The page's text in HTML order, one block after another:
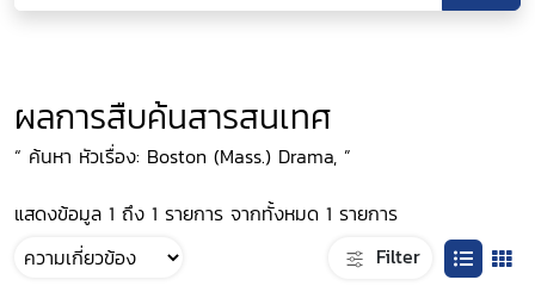
ผลการสืบค้นสารสนเทศ
“ ค้นหา หัวเรื่อง: Boston (Mass.) Drama, ”
แสดงข้อมูล 1 ถึง 1 รายการ จากทั้งหมด 1 รายการ
Filter